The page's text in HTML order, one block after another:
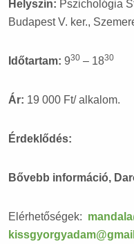
Helyszín: Pszichológia
Budapest V. ker.,
Időtartam: 930 – 1830
Ár: 19 000 Ft/ alkalom.
Érdeklődés:
Bővebb információ,
Elérhetőségek: